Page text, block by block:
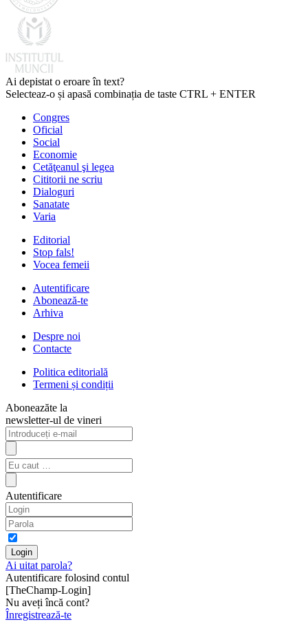
Ai depistat o eroare în text?
Selecteaz-o și apasă combinația de taste CTRL + ENTER
Congres
Oficial
Social
Economie
Cetăţeanul şi legea
Cititorii ne scriu
Dialoguri
Sanatate
Varia
Editorial
Stop fals!
Vocea femeii
Autentificare
Abonează-te
Arhiva
Despre noi
Contacte
Politica editorială
Termeni și condiții
Aboneazăte la
newsletter-ul de vineri
Autentificare
Ai uitat parola?
Autentificare folosind contul
[TheChamp-Login]
Nu aveți încă cont?
Înregistrează-te